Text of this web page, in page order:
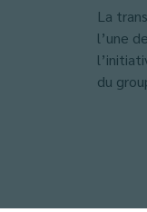
La
l’une
du